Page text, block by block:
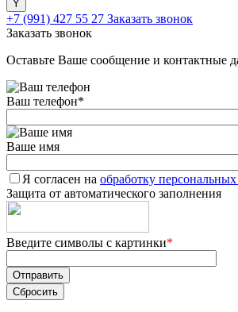
+7 (991) 427 55 27 Заказать звонок
Заказать звонок
Оставьте Ваше сообщение и контактные
Ваш телефон*
Ваше имя
Я согласен на обработку
Защита от автоматического заполнения
Введите символы с картинки*